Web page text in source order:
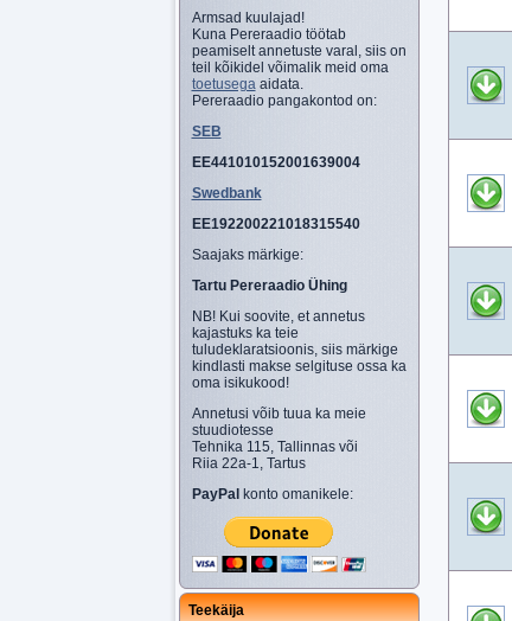
Armsad kuulajad!
Kuna Pereraadio töötab
peamiselt annetuste varal, siis on
teil kõikidel võimalik meid oma
toetusegaaidata.
Pereraadio pangakontod on:
SEB
EE441010152001639004
Swedbank
EE192200221018315540
Saajaks märkige:
Tartu Pereraadio Ühing
NB! Kui soovite, et annetus
kajastuks ka teie
tuludeklaratsioonis, siis märkige
kindlasti makse selgituse ossa ka
oma isikukood!
Annetusi võib tuua ka meie
stuudiotesse
Tehnika 115, Tallinnas või
Riia 22a-1, Tartus
PayPal konto omanikele:
Teekäija